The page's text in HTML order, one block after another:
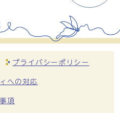
プライバシーポリシー
への対応
項